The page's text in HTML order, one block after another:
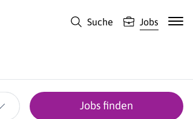
Suche Jobs
Jobs finden